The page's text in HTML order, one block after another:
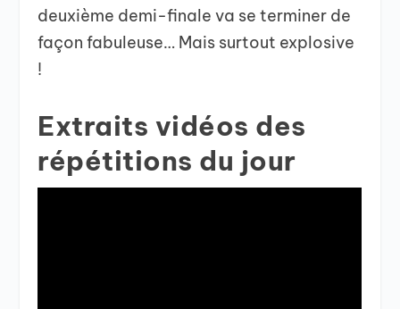
deuxième demi-finale va se terminer de
façon fabuleuse… Mais surtout explosive
!
Extraits vidéos des
répétitions du jour